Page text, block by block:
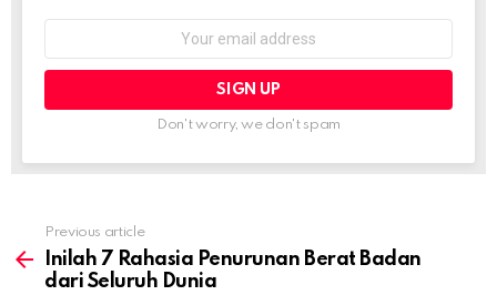
Don't worry, we don't spam
more
Previous article
Inilah 7 Rahasia Penurunan Berat Badan
dari Seluruh Dunia